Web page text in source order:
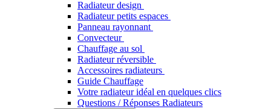
Radiateur design
Radiateur petits espaces
Panneau rayonnant
Convecteur
Chauffage au sol
Radiateur réversible
Accessoires radiateurs
Guide Chauffage
Votre radiateur idéal en quelques clics
Questions / Réponses Radiateurs